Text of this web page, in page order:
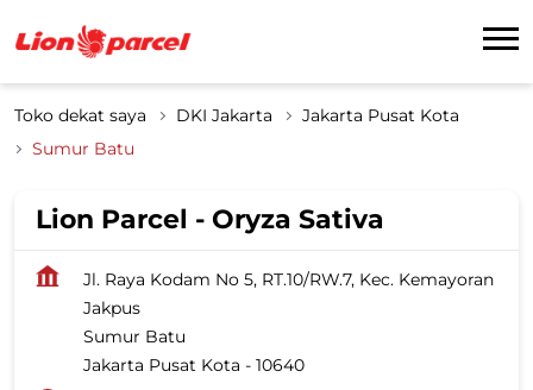
Toko dekat saya DKI Jakarta
Jakarta Pusat Kota
Sumur Batu
Lion Parcel - Oryza Sativa
Jl. Raya Kodam No 5, RT.10/RW.7, Kec. Kemayoran
Jakpus
Sumur Batu
Jakarta Pusat Kota - 10640